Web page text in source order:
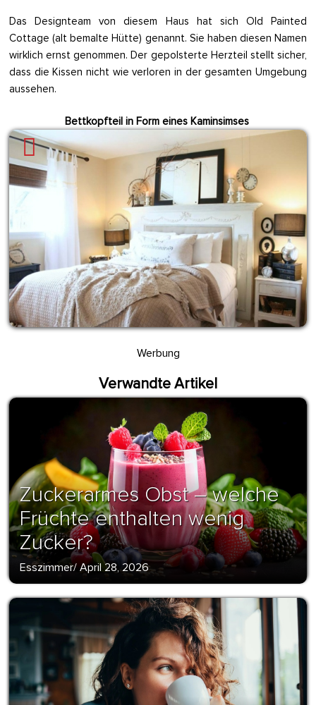
Das Designteam von diesem Haus hat sich Old Painted
Cottage (alt bemalte Hütte) genannt. Sie haben diesen Namen
wirklich ernst genommen. Der gepolsterte Herzteil stellt sicher,
dass die Kissen nicht wie verloren in der gesamten Umgebung
aussehen.
Bettkopfteil in Form eines Kaminsimses
Werbung
Verwandte Artikel
Zuckerarmes Obst – welche
Früchte enthalten wenig
Zucker?
Esszimmer/April 28, 2026